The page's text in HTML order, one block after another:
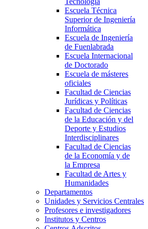
Escuela Técnica
Superior de Ingeniería
Informática
Escuela de Ingeniería
de Fuenlabrada
Escuela Internacional
de Doctorado
Escuela de másteres
oficiales
Facultad de Ciencias
Jurídicas y Políticas
Facultad de Ciencias
de la Educación y del
Deporte y Estudios
Interdisciplinares
Facultad de Ciencias
de la Economía y de
la Empresa
Facultad de Artes y
Humanidades
Departamentos
Unidades y Servicios Centrales
Profesores e investigadores
Institutos y Centros